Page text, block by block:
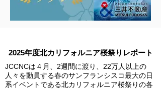
2025年度北カリフォルニア桜祭りレポート
JCCNCは４月、2週間に渡り、22万人以上の
人々を動員する春のサンフランシスコ最大の日
系イベントである北カリフォルニア桜祭りの各